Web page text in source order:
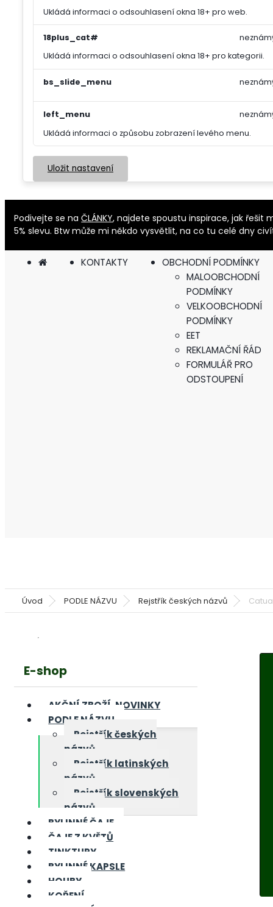
Ukládá informaci o odsouhlasení okna 18+ pro web.
18plus_cat#
Ukládá informaci o odsouhlasení okna 18+ pro kategorii.
bs_slide_menu
left_menu
Ukládá informaci o způsobu zobrazení levého menu.
Uložit nastavení
Podivejte se naČLÁNKY, najdete spoustu inspirace, jak řešit
5% slevu. Btw může mi někdo vysvětlit, na co tu celé dny
KONTAKTY
OBCHODNÍ PODMÍNKY
MALOOBCHODNÍ
PODMÍNKY
VELKOOBCHODNÍ
PODMÍNKY
EET
REKLAMAČNÍ ŘÁD
FORMULÁŘ PRO
ODSTOUPENÍ
Úvod PODLE NÁZVU Rejstřík českých názvů
E-shop
AKČNÍ ZBOŽÍ, NOVINKY
PODLE NÁZVU
Rejstřík českých
názvů
Rejstřík latinských
názvů
Rejstřík slovenských
názvů
BYLINNÉ ČAJE
ČAJE Z KVĚTŮ
TINKTURY
BYLINNÉ KAPSLE
HOUBY
KOŘENÍ